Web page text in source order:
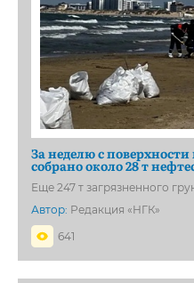
За неделю с
собрано около 28 т
Еще 247 т загрязненного
Автор: Редакция «НГК»
641